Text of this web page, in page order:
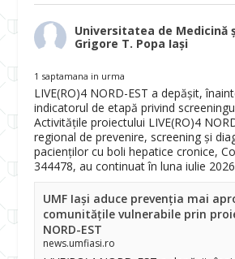
Universitatea de Medicină
Grigore T. Popa Iași
1 saptamana in urma
LIVE(RO)4 NORD-EST a depășit,
indicatorul de etapă privind
Activitățile proiectului LIVE(RO)4
regional de prevenire, screening și
pacienților cu boli hepatice cronice,
344478, au continuat în luna iulie
UMF Iași aduce prevenția mai
comunitățile vulnerabile prin
NORD-EST
news.umfiasi.ro